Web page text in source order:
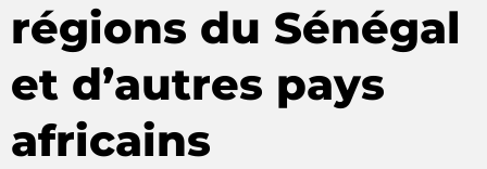
régions du Sénégal
et d’autres pays
africains